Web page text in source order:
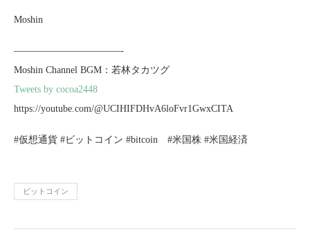
Moshin
———————————-
Moshin Channel BGM：若林タカツグ
Tweets by cocoa2448
https://youtube.com/@UCIHIFDHvA6loFvr1GwxCITA
#仮想通貨 #ビットコイン #bitcoin #米国株 #米国経済
ビットコイン